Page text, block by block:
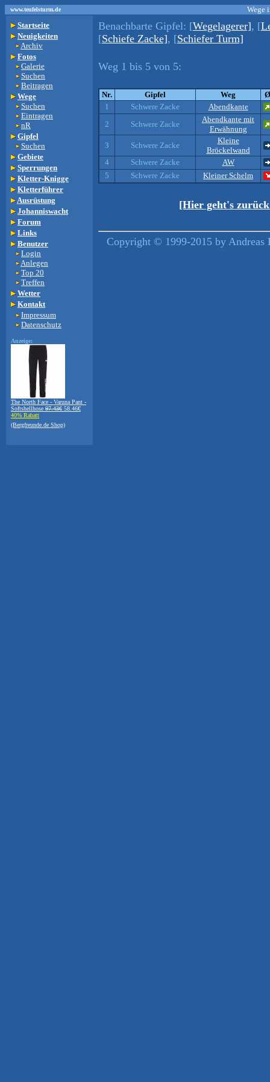
www.teufelsturm.de
Wege
Startseite
Neuigkeiten
Archiv
Fotos
Galerie
Suchen
Beitragen
Wege
Suchen
Eintragen
nR
Gipfel
Suchen
Gebiete
Sperrungen
Kletter-Knigge
Kletterführer
Ausrüstung
Johanniswacht
Forum
Links
Benutzer
Login
Anlegen
Top 20
Treffen
Wetter
Kontakt
Impressum
Datenschutz
Anzeige:
The North Face - Varuna Pant -
Softshellhose 97.43€ 58.46€
40% Rabatt
(Bergfreunde.de Shop)
Benachbarte Gipfel: [Wegelagerer], [
[Schiefe Zacke], [Schiefer Turm]
Weg 1 bis 5 von 5:
Nr. Gipfel Weg
Ø
1
Schwere Zacke
Abendkante
2
Schwere Zacke
Abendkante mit
Erwähnung
3
Schwere Zacke
Kleine
Bröckelwand
4
Schwere Zacke
AW
5
Schwere Zacke Kleiner Schelm
[Hier geht's
Copyright © 1999-2015 by Andreas